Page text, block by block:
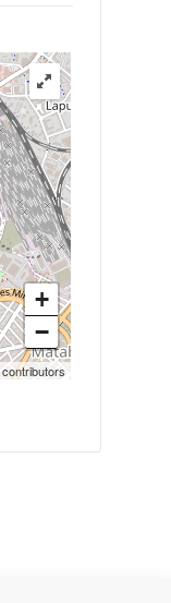
+
−
contributors